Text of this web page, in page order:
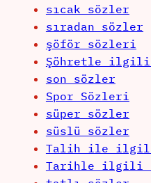
sıcak sözler
sıradan sözler
şöför sözleri
Şöhretle ilgili
son sözler
Spor Sözleri
süper sözler
süslü sözler
Talih ile
Tarihle ilgili